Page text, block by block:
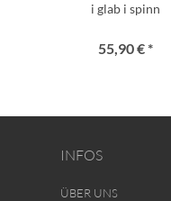
i glab i spinn
55,90 € *
INFOS
ÜBER UNS